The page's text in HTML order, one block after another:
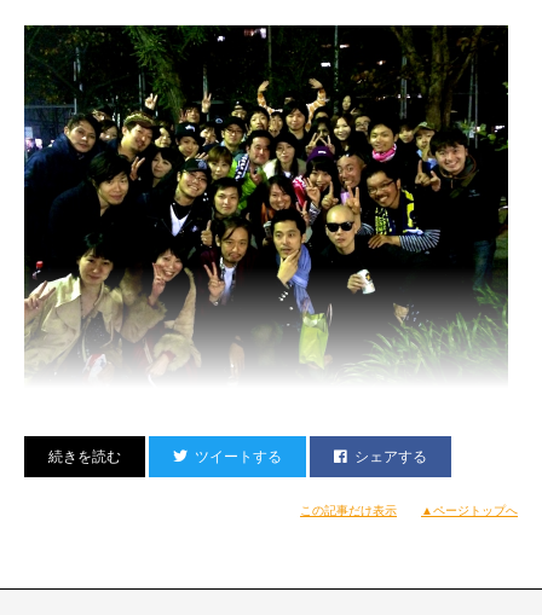
ツイートする シェアする
この記事だけ表示 ▲ページトップへ